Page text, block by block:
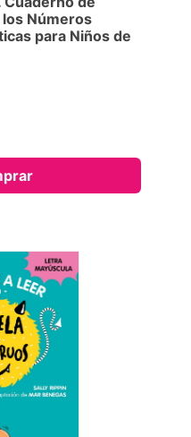
Números
para Niños de